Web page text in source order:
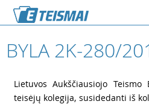
BYLA 2K-280/
Lietuvos Aukščiausiojo
teisėjų kolegija, susidedanti iš